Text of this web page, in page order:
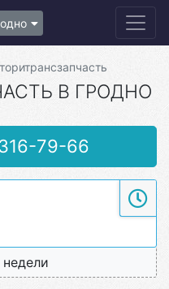
В ГРОДНО
79-66